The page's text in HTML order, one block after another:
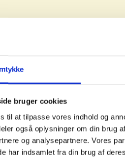
bruger cookies
til at tilpasse vores indhold og
også oplysninger om din brug
og analysepartnere. Vores
har indsamlet fra din brug af